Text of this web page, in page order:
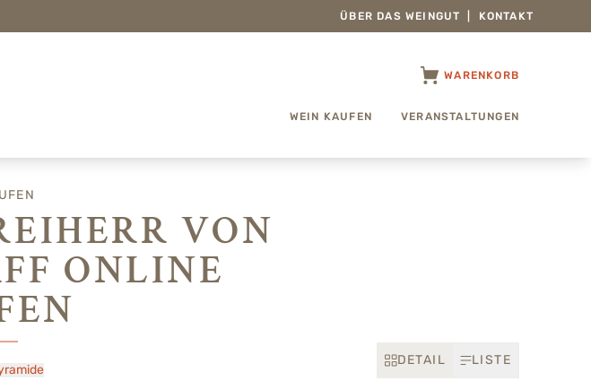
ÜBER DAS WEINGUT KONTAKT
WARENKORB
WEIN KAUFEN VERANSTALTUNGEN
VON
ONLINE
DETAIL LISTE